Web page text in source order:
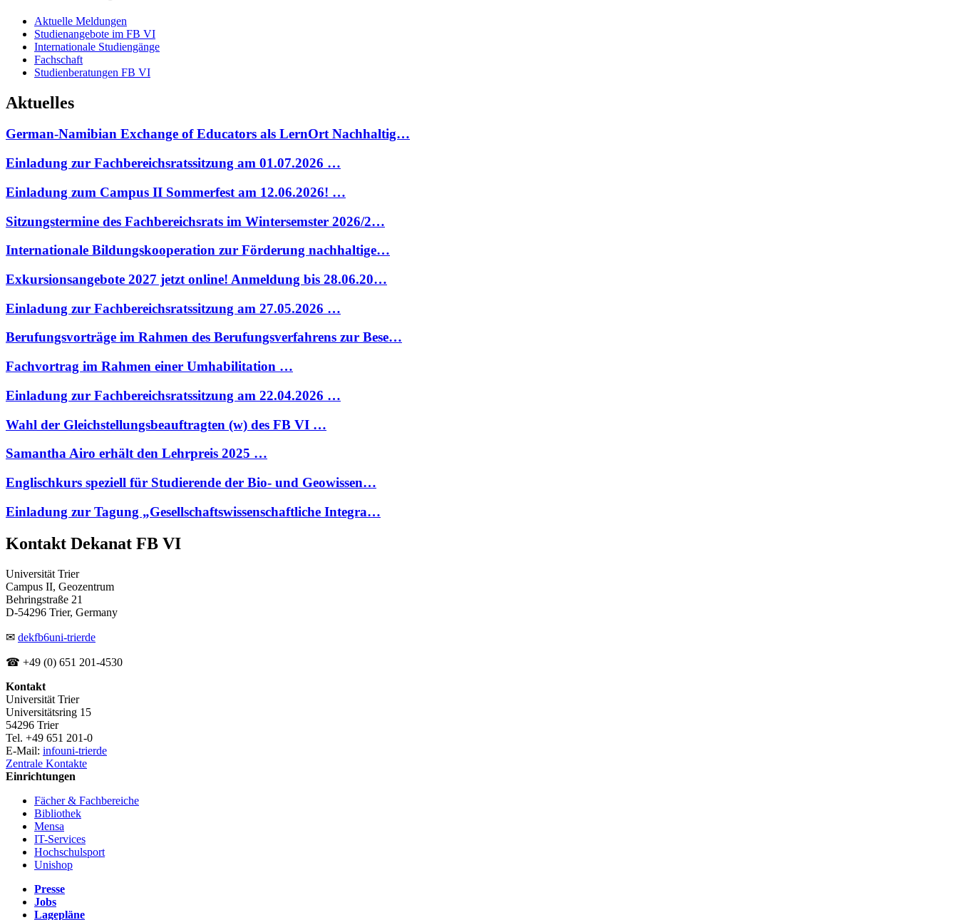
Aktuelle Meldungen
Studienangebote im FB VI
Internationale Studiengänge
Fachschaft
Studienberatungen FB VI
Aktuelles
German-Namibian Exchange of Educators als LernOrt Nachhaltig…
Einladung zur Fachbereichsratssitzung am 01.07.2026 …
Einladung zum Campus II Sommerfest am 12.06.2026! …
Sitzungstermine des Fachbereichsrats im Wintersemster 2026/2…
Internationale Bildungskooperation zur Förderung nachhaltige…
Exkursionsangebote 2027 jetzt online! Anmeldung bis 28.06.20…
Einladung zur Fachbereichsratssitzung am 27.05.2026 …
Berufungsvorträge im Rahmen des Berufungsverfahrens zur Bese…
Fachvortrag im Rahmen einer Umhabilitation …
Einladung zur Fachbereichsratssitzung am 22.04.2026 …
Wahl der Gleichstellungsbeauftragten (w) des FB VI …
Samantha Airo erhält den Lehrpreis 2025 …
Englischkurs speziell für Studierende der Bio- und Geowissen…
Einladung zur Tagung „Gesellschaftswissenschaftliche Integra…
Kontakt Dekanat FB VI
Universität Trier
Campus II, Geozentrum
Behringstraße 21
D-54296 Trier, Germany
✉ dekfb6uni-trierde
☎ +49 (0) 651 201-4530
Kontakt
Universität Trier
Universitätsring 15
54296 Trier
Tel. +49 651 201-0
E-Mail: infouni-trierde
Zentrale Kontakte
Einrichtungen
Fächer & Fachbereiche
Bibliothek
Mensa
IT-Services
Hochschulsport
Unishop
Presse
Jobs
Lagepläne